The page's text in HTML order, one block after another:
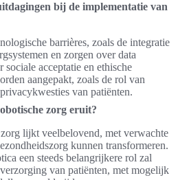
bij de implementatie van
barrières, zoals de integratie
en zorgen over data
acceptatie en ethische
aangepakt, zoals de rol van
van patiënten.
zorg eruit?
lijkt veelbelovend, met verwachte
kunnen transformeren.
een steeds belangrijkere rol zal
van patiënten, met mogelijk